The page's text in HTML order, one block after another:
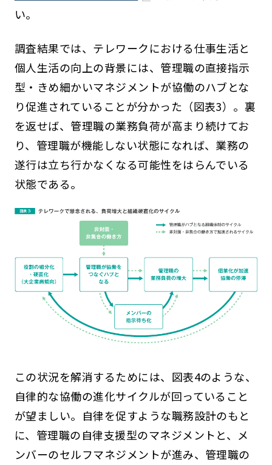
い。
調査結果では、テレワークにおける仕事生活と
個人生活の向上の背景には、管理職の直接指示
型・きめ細かいマネジメントが協働のハブとな
り促進されていることが分かった（図表3）。裏
を返せば、管理職の業務負荷が高まり続けてお
り、管理職が機能しない状態になれば、業務の
遂行は立ち行かなくなる可能性をはらんでいる
状態である。
この状況を解消するためには、図表4のような、
自律的な協働の進化サイクルが回っていること
が望ましい。自律を促すような職務設計のもと
に、管理職の自律支援型のマネジメントと、メ
ンバーのセルフマネジメントが進み、管理職の